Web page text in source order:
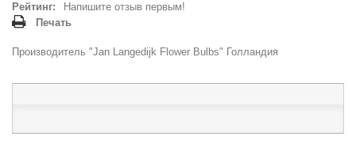
Рейтинг:
Напишите отзыв первым!
Печать
Производитель "Jan Langedijk Flower Bulbs" Голландия